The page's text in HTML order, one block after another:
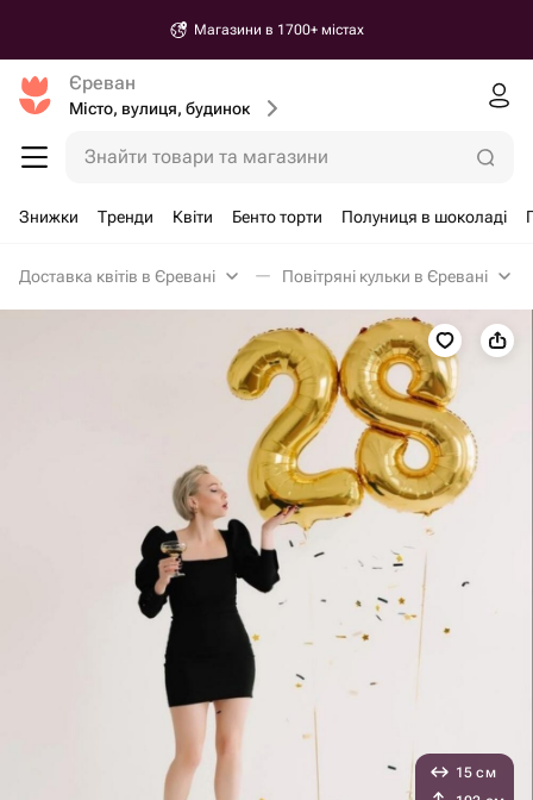
Магазини в 1700+ містах
Єреван
Місто, вулиця, будинок
Знайти товари та магазини
Знижки Тренди Квіти Бенто торти Полуниця в шоколаді
Доставка квітів в Єревані Повітряні кульки в Єревані
15 см